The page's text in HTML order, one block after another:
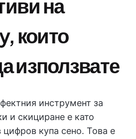
на
които
използвате
инструмент за
и скициране е като
цифров купа сено. Това е